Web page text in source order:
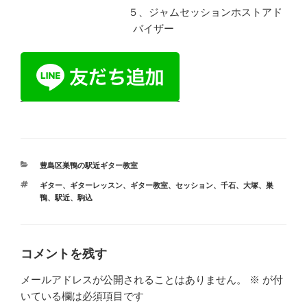
５、ジャムセッションホストアド
バイザー
カ
ゴ
リ
豊島区巣鴨の駅近ギター教室
タ
グ
ギター、 ギターレッスン、 ギター教室、 セッション、 千石、 大塚、 巣
鴨、 駅近、 駒込
コメントを残す
メールアドレスが公開されることはありません。 ※ が付
いている欄は必須項目です